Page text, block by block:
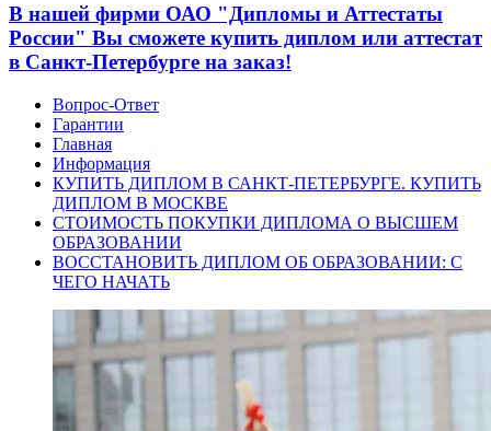
В нашей фирми ОАО "Дипломы и Аттестаты
России" Вы сможете купить диплом или аттестат
в Санкт-Петербурге на заказ!
Вопрос-Ответ
Гарантии
Главная
Информация
КУПИТЬ ДИПЛОМ В САНКТ-ПЕТЕРБУРГЕ. КУПИТЬ
ДИПЛОМ В МОСКВЕ
СТОИМОСТЬ ПОКУПКИ ДИПЛОМА О ВЫСШЕМ
ОБРАЗОВАНИИ
ВОССТАНОВИТЬ ДИПЛОМ ОБ ОБРАЗОВАНИИ: С
ЧЕГО НАЧАТЬ